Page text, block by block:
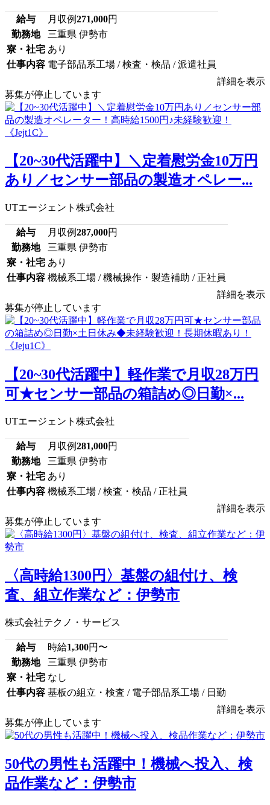
給与 月収例271,000円
勤務地
三重県 伊勢市
寮・社宅 あり
仕事内容 電子部品系工場 / 検査・検品 / 派遣社員
詳細を表示
募集が停止しています
【20~30代活躍中】＼定着慰労金10万円
あり／センサー部品の製造オペレー...
UTエージェント株式会社
給与 月収例287,000円
勤務地
三重県 伊勢市
寮・社宅 あり
仕事内容 機械系工場 / 機械操作・製造補助 / 正社員
詳細を表示
募集が停止しています
【20~30代活躍中】軽作業で月収28万円
可★センサー部品の箱詰め◎日勤×...
UTエージェント株式会社
給与 月収例281,000円
勤務地
三重県 伊勢市
寮・社宅 あり
仕事内容 機械系工場 / 検査・検品 / 正社員
詳細を表示
募集が停止しています
〈高時給1300円〉基盤の組付け、検
査、組立作業など：伊勢市
株式会社テクノ・サービス
給与 時給1,300円〜
勤務地
三重県 伊勢市
寮・社宅 なし
仕事内容 基板の組立・検査 / 電子部品系工場 / 日勤
詳細を表示
募集が停止しています
50代の男性も活躍中！機械へ投入、検
品作業など：伊勢市